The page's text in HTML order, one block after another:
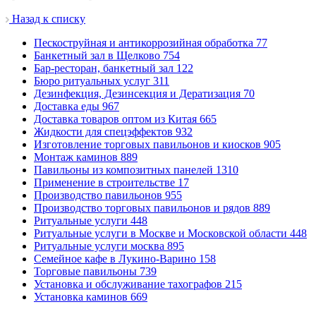
Назад к списку
Пескоструйная и антикоррозийная обработка 77
Банкетный зал в Щелково 754
Бар-ресторан, банкетный зал 122
Бюро ритуальных услуг 311
Дезинфекция, Дезинсекция и Дератизация 70
Доставка еды 967
Доставка товаров оптом из Китая 665
Жидкости для спецэффектов 932
Изготовление торговых павильонов и киосков 905
Монтаж каминов 889
Павильоны из композитных панелей 1310
Применение в строительстве 17
Производство павильонов 955
Производство торговых павильонов и рядов 889
Ритуальные услуги 448
Ритуальные услуги в Москве и Московской области 448
Ритуальные услуги москва 895
Семейное кафе в Лукино-Варино 158
Торговые павильоны 739
Установка и обслуживание тахографов 215
Установка каминов 669